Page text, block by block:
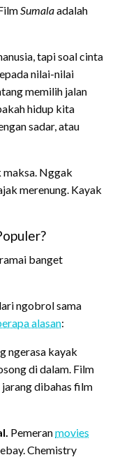
Sumalaadalah
tapi soal cinta
nilai-nilai
memilih jalan
hidup kita
sadar, atau
maksa. Nggak
merenung. Kayak
banget
ngobrol sama
alasan:
ngerasa kayak
di dalam. Film
dibahas film
Pemeranmovies
Chemistry